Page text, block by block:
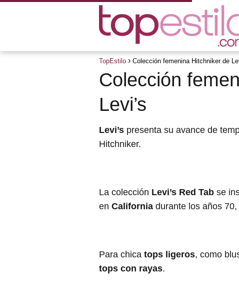
TopEstilo Colección femenina Hitchniker de
Colección
Levi’s
Levi’s presenta su avance de
Hitchniker.
La colección Levi’s Red Tab se
en California durante los años
Para chica tops ligeros, como
tops con rayas.